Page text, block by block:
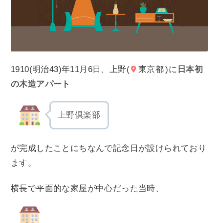
1910(明治43)年11月6日、上野( 東京都)に 日本初
の木造アパート
上野倶楽部
が完成したことにちなんで記念日が設けられており
ます。
横長で平面的な家屋が中心だった当時、